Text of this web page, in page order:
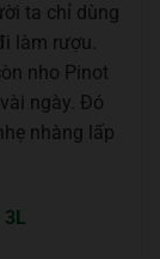
ta chỉ dùng
làm rượu.
nho Pinot
ngày. Đó
nhàng lấp